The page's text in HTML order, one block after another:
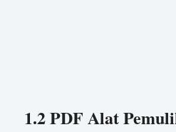
1.2 PDF Alat